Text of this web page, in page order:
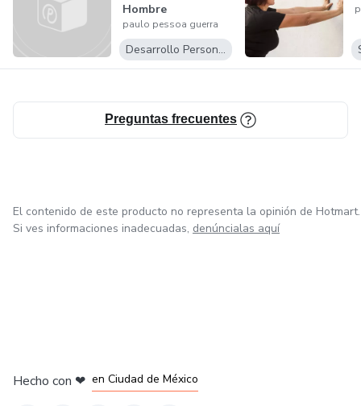
Hombre
paulo pessoa guerra
Desarrollo Personal
Preguntas frecuentes
El contenido de este producto no representa la opinión de Hotmart.
Si ves informaciones inadecuadas, denúncialas aquí
Hecho con ❤ en Ciudad de México